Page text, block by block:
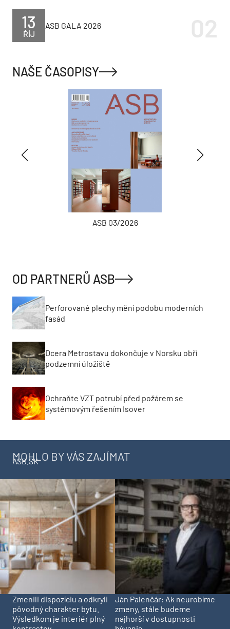
ŘÍJ
13 ASB GALA 2026
NAŠE ČASOPISY
ASB 03/2026
OD PARTNERŮ ASB
Perforované plechy mění podobu moderních
fasád
Dcera Metrostavu dokončuje v Norsku obří
podzemní úložiště
Ochraňte VZT potrubí před požárem se
systémovým řešením Isover
MOHLO BY VÁS ZAJÍMAT
ASB.SK
Zmenili dispozíciu a odkryli
pôvodný charakter bytu.
Výsledkom je interiér plný
Ján Palenčár: Ak neurobíme
zmeny, stále budeme
najhorší v dostupnosti